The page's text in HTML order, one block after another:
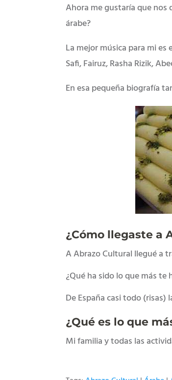
Ahora me gustaría que nos
árabe?
La mejor música para mi
Safi, Fairuz, Rasha Rizik,
En esa pequeña biografía
¿Cómo llegaste a
A Abrazo Cultural llegué a
¿Qué ha sido lo que más te
De España casi todo
¿Qué es lo que
Mi familia y todas las